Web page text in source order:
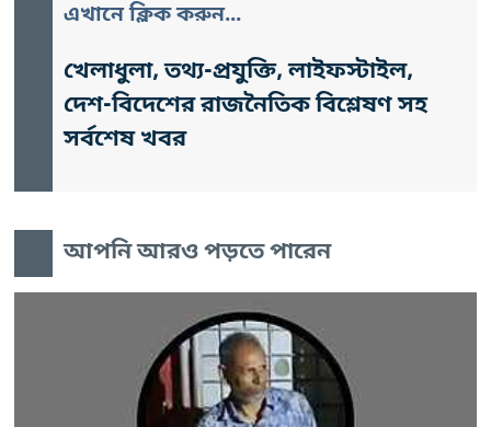
এখানে ক্লিক করুন...
খেলাধুলা, তথ্য-প্রযুক্তি, লাইফস্টাইল,
দেশ-বিদেশের রাজনৈতিক বিশ্লেষণ সহ
সর্বশেষ খবর
আপনি আরও পড়তে পারেন